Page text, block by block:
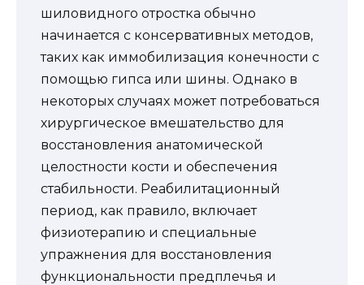
шиловидного отростка обычно
начинается с консервативных методов,
таких как иммобилизация конечности с
помощью гипса или шины. Однако в
некоторых случаях может потребоваться
хирургическое вмешательство для
восстановления анатомической
целостности кости и обеспечения
стабильности. Реабилитационный
период, как правило, включает
физиотерапию и специальные
упражнения для восстановления
функциональности предплечья и